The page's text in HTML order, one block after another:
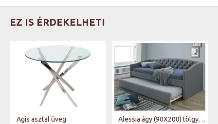
EZ IS ÉRDEKELHETI
Agis asztal üveg
Alessia ágy (90X200) tölgy láb/szürke szövet (TAP. 23) (matranc nélkül)